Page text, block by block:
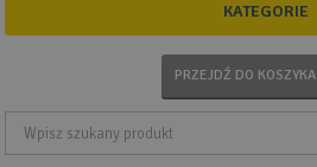
KATEGORIE
PRZEJDŹ DO KOSZYKA